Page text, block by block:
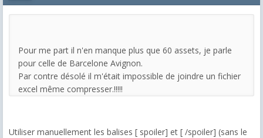
Pour me part il n'en manque plus que 60 assets, je parle
pour celle de Barcelone Avignon.
Par contre désolé il m'était impossible de joindre un fichier
excel même compresser.!!!!!
Utiliser manuellement les balises [ spoiler] et [ /spoiler] (sans le